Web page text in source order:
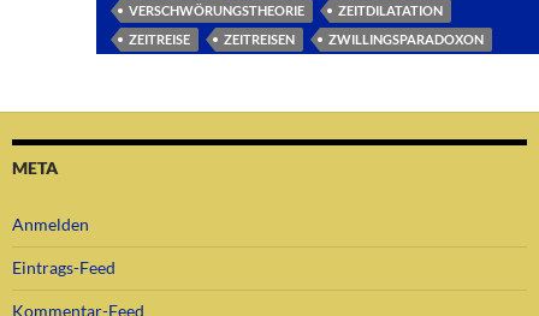
VERSCHWÖRUNGSTHEORIE
ZEITDILATATION
ZEITREISE
ZEITREISEN ZWILLINGSPARADOXON
META
Anmelden
Eintrags-Feed
Kommentar-Feed